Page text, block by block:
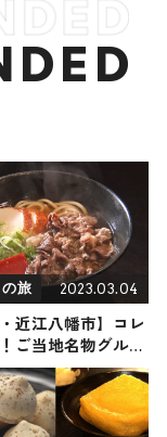
の旅 2023.03.04
・近江八幡市】コレ
ご当地名物グルメ